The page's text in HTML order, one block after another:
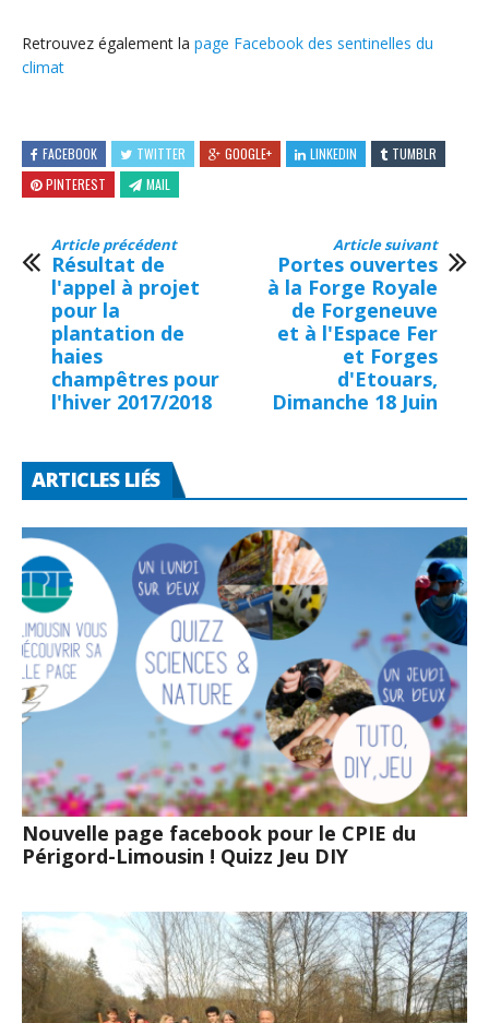
Retrouvez également la page Facebook des sentinelles du
climat
FACEBOOK TWITTER GOOGLE+ LINKEDIN
TUMBLR
PINTEREST
MAIL
Article précédent
Résultat de
l'appel à projet
pour la
plantation de
haies
champêtres pour
l'hiver 2017/2018
Article suivant
Portes ouvertes
à la Forge Royale
de Forgeneuve
et à l'Espace Fer
et Forges
d'Etouars,
Dimanche 18 Juin
ARTICLES LIÉS
Nouvelle page facebook pour le CPIE du
Périgord-Limousin ! Quizz Jeu DIY